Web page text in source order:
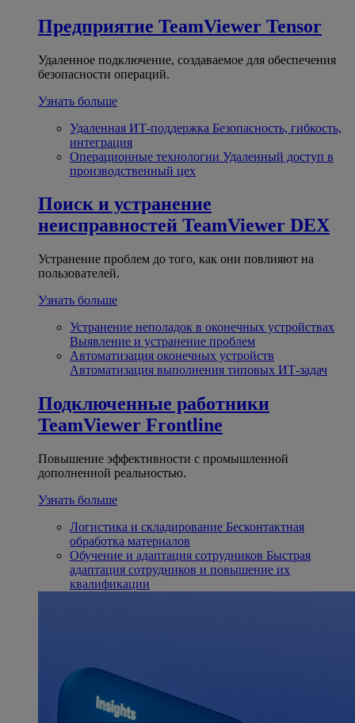
Предприятие TeamViewer Tensor
Удаленное подключение, создаваемое для обеспечения
безопасности операций.
Узнать больше
Удаленная ИТ-поддержка Безопасность, гибкость,
интеграция
Операционные технологии Удаленный доступ в
производственный цех
Поиск и устранение
неисправностей TeamViewer DEX
Устранение проблем до того, как они повлияют на
пользователей.
Узнать больше
Устранение неполадок в оконечных устройствах
Выявление и устранение проблем
Автоматизация оконечных устройств
Автоматизация выполнения типовых ИТ-задач
Подключенные работники
TeamViewer Frontline
Повышение эффективности с промышленной
дополненной реальностью.
Узнать больше
Логистика и складирование Бесконтактная
обработка материалов
Обучение и адаптация сотрудников Быстрая
адаптация сотрудников и повышение их
квалификации